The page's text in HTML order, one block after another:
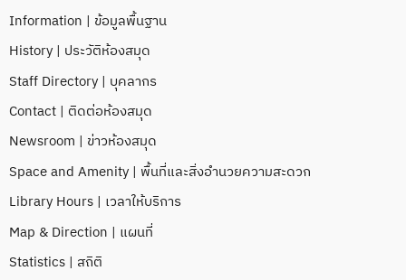
Information | ข้อมูลพื้นฐาน
History | ประวัติห้องสมุด
Staff Directory | บุคลากร
Contact | ติดต่อห้องสมุด
Newsroom | ข่าวห้องสมุด
Space and Amenity | พื้นที่และสิ่งอำนวยความสะดวก
Library Hours | เวลาให้บริการ
Map & Direction | แผนที่
Statistics | สถิติ